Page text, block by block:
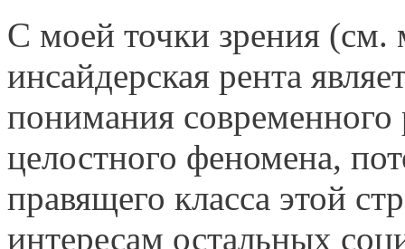
С моей точки зрения
инсайдерская рента
понимания современного
целостного феномена,
правящего класса этой
интересам остальных